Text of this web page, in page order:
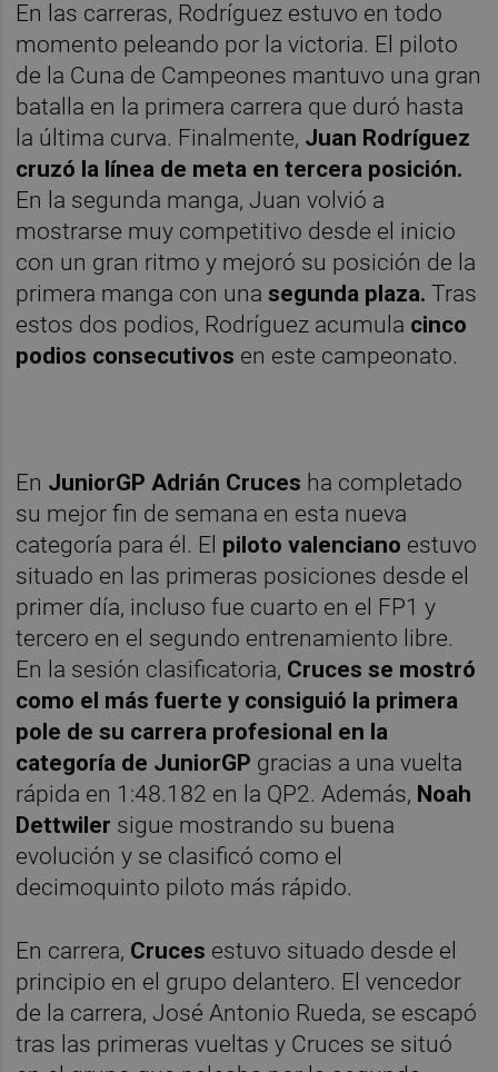
En las carreras, Rodríguez estuvo en todo
momento peleando por la victoria. El piloto
de la Cuna de Campeones mantuvo una gran
batalla en la primera carrera que duró hasta
la última curva. Finalmente, Juan Rodríguez
cruzó la línea de meta en tercera posición.
En la segunda manga, Juan volvió a
mostrarse muy competitivo desde el inicio
con un gran ritmo y mejoró su posición de la
primera manga con unasegunda plaza. Tras
estos dos podios, Rodríguez acumula cinco
podios consecutivos en este campeonato.
En JuniorGP Adrián Cruces ha completado
su mejor fin de semana en esta nueva
categoría para él. El piloto valenciano estuvo
situado en las primeras posiciones desde el
primer día, incluso fue cuarto en el FP1 y
tercero en el segundo entrenamiento libre.
En la sesión clasificatoria, Cruces se mostró
como el más fuerte y consiguió la primera
pole de su carrera profesional en la
categoría de JuniorGP gracias a una vuelta
rápida en 1:48.182 en la QP2. Además, Noah
Dettwiler sigue mostrando su buena
evolución y se clasificó como el
decimoquinto piloto más rápido.
En carrera, Cruces estuvo situado desde el
principio en el grupo delantero. El vencedor
de la carrera, José Antonio Rueda, se escapó
tras las primeras vueltas y Cruces se situó